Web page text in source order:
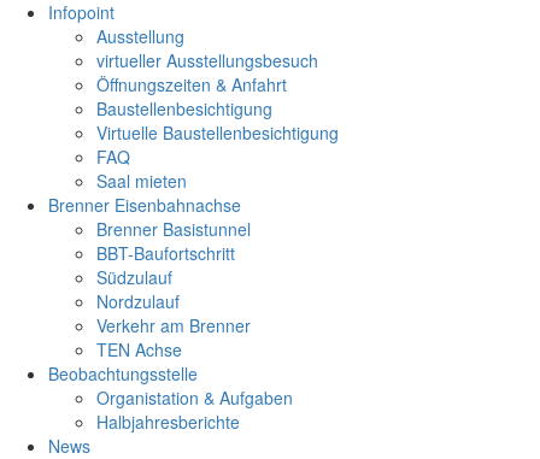
Infopoint
Ausstellung
virtueller Ausstellungsbesuch
Öffnungszeiten & Anfahrt
Baustellenbesichtigung
Virtuelle Baustellenbesichtigung
FAQ
Saal mieten
Brenner Eisenbahnachse
Brenner Basistunnel
BBT-Baufortschritt
Südzulauf
Nordzulauf
Verkehr am Brenner
TEN Achse
Beobachtungsstelle
Organistation & Aufgaben
Halbjahresberichte
News